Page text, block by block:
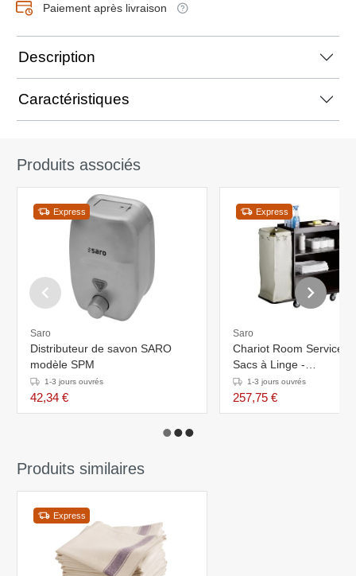
Paiement après livraison
Description
Caractéristiques
Produits associés
Express
Saro
Distributeur de savon SARO
modèle SPM
1-3 jours ouvrés
42,34 €
Express
Saro
Chariot Room Services
Sacs à Linge -
1420x450x1120(h)mm
1-3 jours ouvrés
257,75 €
Produits similaires
Express